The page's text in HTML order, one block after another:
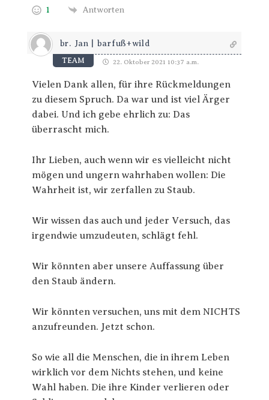
1 Antworten
br. Jan | barfuß+wild
TEAM
22. Oktober 2021 10:37 a.m.
Vielen Dank allen, für ihre Rückmeldungen
zu diesem Spruch. Da war und ist viel Ärger
dabei. Und ich gebe ehrlich zu: Das
überrascht mich.
Ihr Lieben, auch wenn wir es vielleicht nicht
mögen und ungern wahrhaben wollen: Die
Wahrheit ist, wir zerfallen zu Staub.
Wir wissen das auch und jeder Versuch, das
irgendwie umzudeuten, schlägt fehl.
Wir könnten aber unsere Auffassung über
den Staub ändern.
Wir könnten versuchen, uns mit dem NICHTS
anzufreunden. Jetzt schon.
So wie all die Menschen, die in ihrem Leben
wirklich vor dem Nichts stehen, und keine
Wahl haben. Die ihre Kinder verlieren oder